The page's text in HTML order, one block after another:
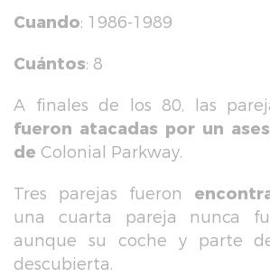
Cuando: 1986-1989
Cuántos: 8
A finales de los 80, las
fueron atacadas por un
de Colonial Parkway.
Tres parejas fueron
una cuarta pareja nunca
aunque su coche y parte
descubierta.